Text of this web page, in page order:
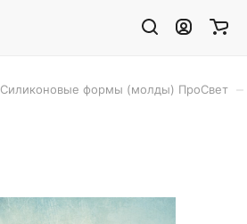
Силиконовые формы (молды) ПроСвет